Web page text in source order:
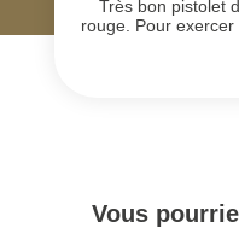
Très bon pistolet
rouge. Pour
Vous